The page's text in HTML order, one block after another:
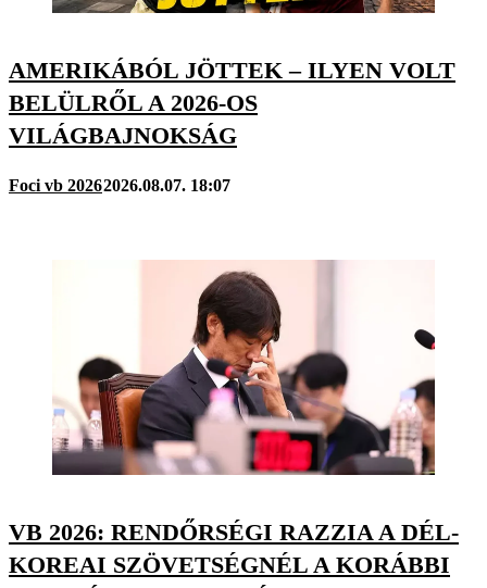
AMERIKÁBÓL JÖTTEK – ILYEN VOLT
BELÜLRŐL A 2026-OS
VILÁGBAJNOKSÁG
Foci vb 20262026.08.07. 18:07
VB 2026: RENDŐRSÉGI RAZZIA A DÉL-
KOREAI SZÖVETSÉGNÉL A KORÁBBI